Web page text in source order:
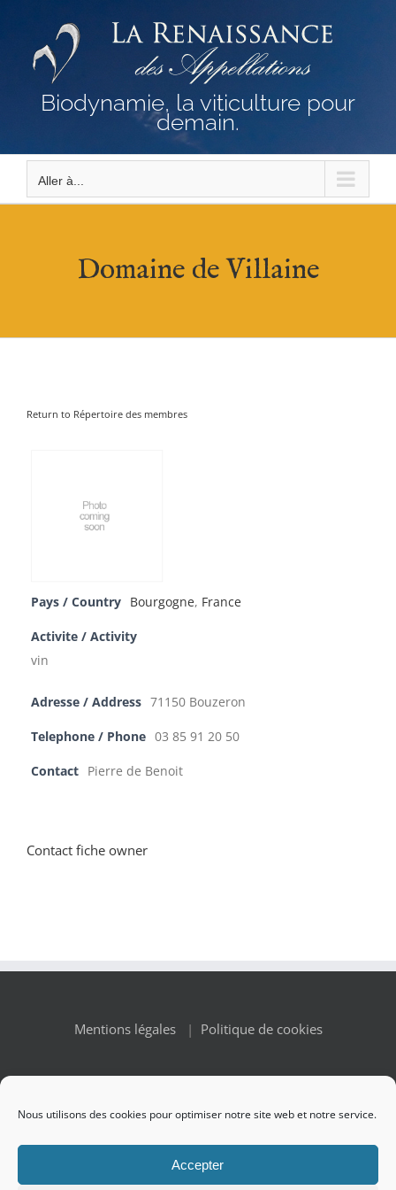
Nous utilisons des cookies pour optimiser notre site web et notre service.
Accepter
contenu
Biodynamie, la viticulture pour
demain.
Aller à...
Domaine de Villaine
Return to Répertoire des membres
Pays / Country Bourgogne, France
Activite / Activity
vin
Adresse / Address 71150 Bouzeron
Telephone / Phone 03 85 91 20 50
Contact Pierre de Benoit
Contact fiche owner
Mentions légales| Politique de cookies
2026 Renaissance des Appellations | All
Rights Reserved